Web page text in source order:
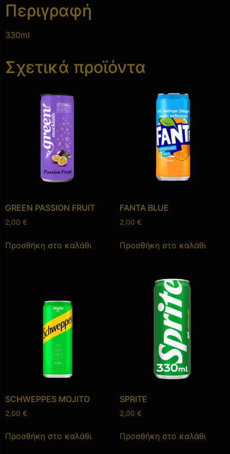
Περιγραφή
330ml
Σχετικά προϊόντα
GREEN PASSION FRUIT
2,00 €
Προσθήκη στο καλάθι
FANTA BLUE
2,00 €
Προσθήκη στο καλάθι
SCHWEPPES MOJITO
2,00 €
Προσθήκη στο καλάθι
SPRITE
2,00 €
Προσθήκη στο καλάθι